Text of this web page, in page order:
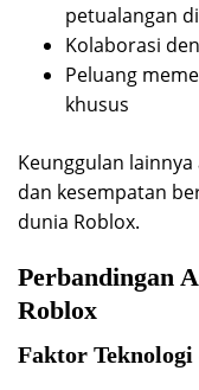
petualangan
Kolaborasi
Peluang
khusus
Keunggulan
dan kesempatan
dunia Roblox.
Perbandingan
Roblox
Faktor